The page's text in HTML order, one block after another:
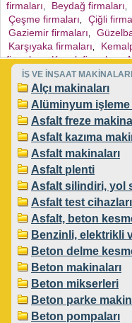
firmaları
Beydağ firmaları
Çeşme firmaları Çiğli
Gaziemir firmaları
Karşıyaka firmaları
firmaları, Konak firmaları,
Narlıdere firmaları, Ödemiş
firmaları, Tire firmaları,
Karabağlar firmaları,
İŞ VE İNŞAAT MAKİNALARI
Alçı makinaları
Alüminyum işleme
Asfalt freze
Asfalt kazıma
Asfalt makinaları
Asfalt plenti
Asfalt silindiri, yol
Asfalt test cihazları
Asfalt, beton
Benzinli, elektrikli
Beton delme
Beton makinaları
Beton mikserleri
Beton parke
Beton pompaları